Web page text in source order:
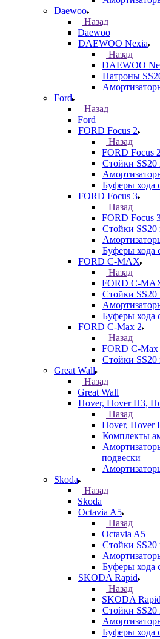
Daewoo
Назад
Daewoo
DAEWOO Nexia
Назад
DAEWOO
Патроны
Ford
Назад
Ford
FORD Focus 2
Назад
FORD Focus 2
Стойки SS20
Буферы хода
FORD Focus 3
Назад
FORD Focus
Стойки SS20
Буферы хода
FORD С-MAX
Назад
FORD С-
Стойки SS20
Буферы хода
FORD C-Max 2
Назад
FORD C-Max
Стойки SS20
Great Wall
Назад
Great Wall
Hover, Hover H3,
Назад
Hover, Hover
Комплекты
подвески
Skoda
Назад
Skoda
Octavia A5
Назад
Octavia A5
Стойки SS20
Буферы хода
SKODA Rapid
Назад
SKODA Rapid
Стойки SS20
Буферы хода